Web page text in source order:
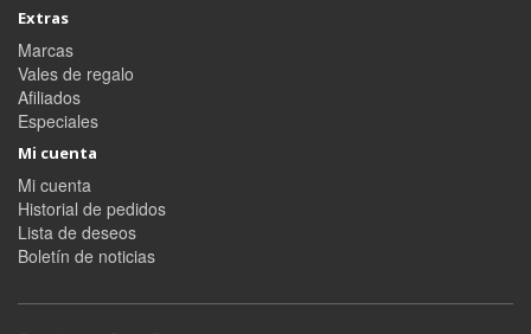
Extras
Marcas
Vales de regalo
Afiliados
Especiales
Mi cuenta
Mi cuenta
Historial de pedidos
Lista de deseos
Boletín de noticias